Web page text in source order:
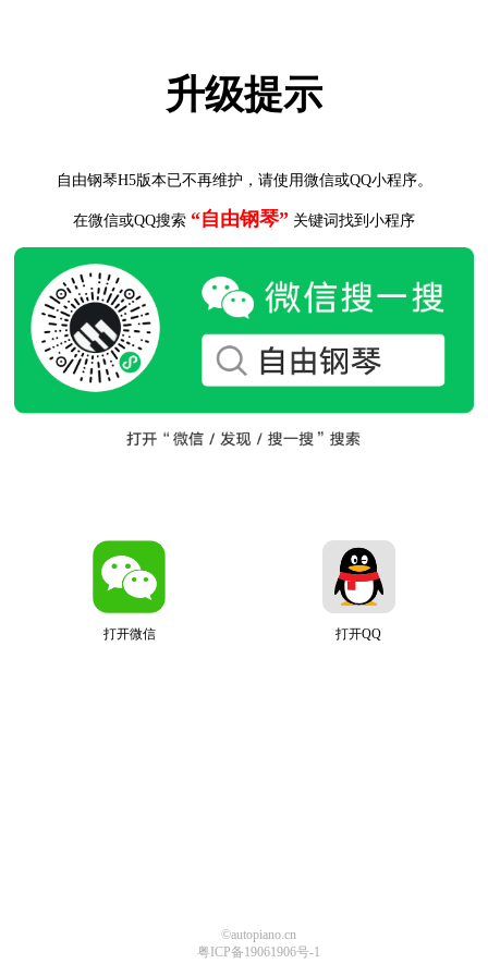
升级提示
自由钢琴H5版本已不再维护，请使用微信或QQ小程序。
在微信或QQ搜索 “自由钢琴” 关键词找到小程序
打开微信 打开QQ
©autopiano.cn
粤ICP备19061906号-1